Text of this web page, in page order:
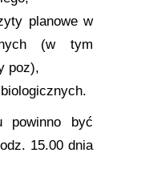
planowe w
(w tym
poz),
powinno być
15.00 dnia